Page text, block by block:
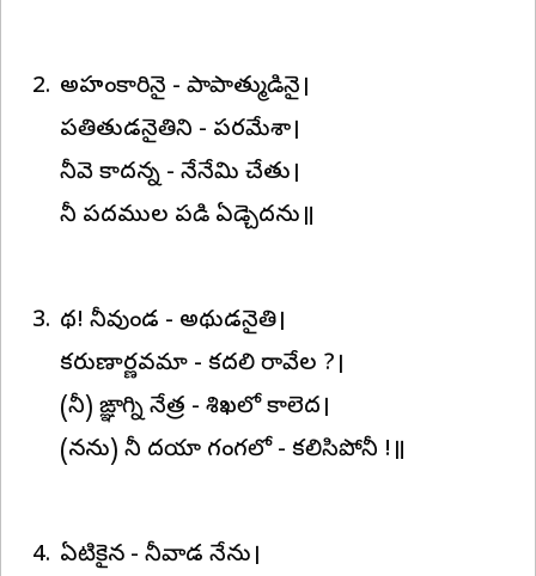
అహంకారినై - పాపాత్ముడినై।
పతితుడనైతిని - పరమేశా।
నీవె కాదన్న - నేనేమి చేతు।
నీ పదముల పడి ఏడ్చెదను॥
నాథ! నీవుండ - అనాథుడనైతి।
కరుణార్ణవమా - కదలి రావేల ?।
(నీ) ఙ్ఞానాగ్ని నేత్ర - శిఖలో కాలెద।
(నను) నీ దయా గంగలో - కలిసిపోనీ !॥
ఏనాటికైన - నీవాడ నేను।